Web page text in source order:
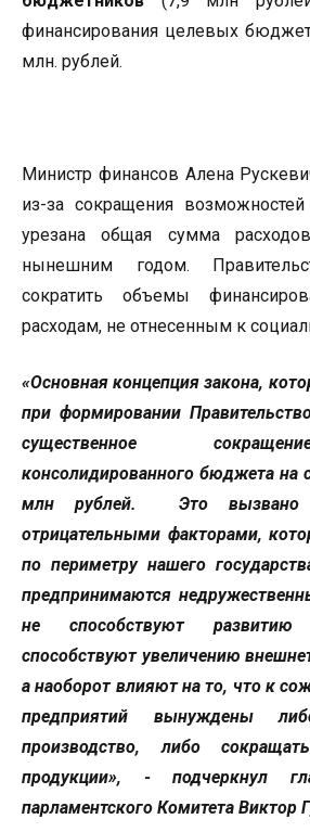
финансирования целевых
млн. рублей.
Министр финансов Алена
из-за сокращения
урезана общая сумма
нынешним годом.
сократить объемы
расходам, не отнесенным к
«Основная концепция закона,
при формировании
существенное
консолидированного бюджета на
млн рублей. Это вызвано
отрицательными факторами,
по периметру нашего
предпринимаются
не способствуют
способствуют увеличению
а наоборот влияют на то, что к
предприятий вынуждены
производство, либо
продукции», - подчеркнул
парламентского Комитета Виктор